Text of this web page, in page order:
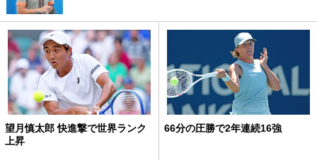
望月慎太郎 快進撃で世界ランク
上昇
66分の圧勝で2年連続16強